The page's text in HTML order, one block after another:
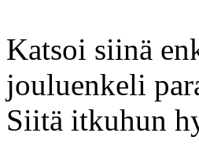
Katsoi siinä
jouluenkeli
Siitä itkuhun